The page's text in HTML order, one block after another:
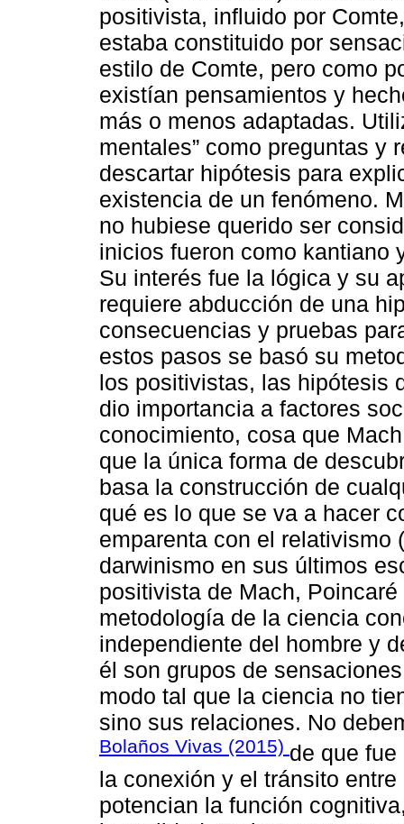
positivista, influido por
estaba constituido por
estilo de Comte, pero como
existían pensamientos y
más o menos adaptadas.
mentales” como preguntas y
descartar hipótesis para
existencia de un fenómeno.
no hubiese querido ser
inicios fueron como kantiano
Su interés fue la lógica y su
requiere abducción de una
consecuencias y pruebas
estos pasos se basó su
los positivistas, las hipótesis
dio importancia a factores
conocimiento, cosa que
que la única forma de
basa la construcción de
qué es lo que se va a hacer
emparenta con el relativismo
darwinismo en sus últimos
positivista de Mach,
metodología de la ciencia
independiente del hombre y
él son grupos de
modo tal que la ciencia no
sino sus relaciones. No
Bolaños Vivas (2015) de que
la conexión y el tránsito
potencian la función